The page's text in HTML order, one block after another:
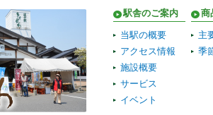
駅舎のご案内
当駅の概要
アクセス情報
施設概要
サービス
イベント
商
主
季